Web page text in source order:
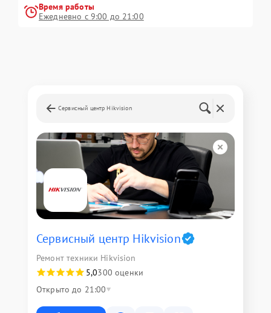
Время работы
Ежедневно с 9:00 до 21:00
Сервисный центр Hikvision
Сервисный центр Hikvision
Ремонт техники Hikvision
5,0300 оценки
Открыто до 21:00